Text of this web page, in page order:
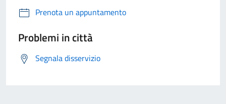
Prenota un appuntamento
Problemi in città
Segnala disservizio